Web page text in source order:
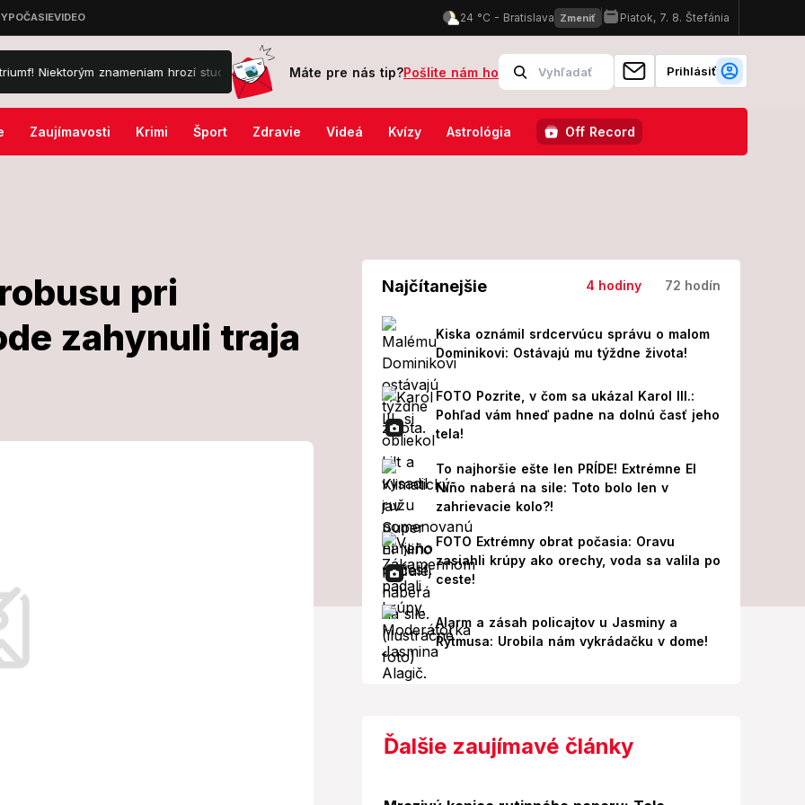
znameniam hrozí studená sprcha Video Gáboríka z festivalu spustilo lavínu, manželka Ivana sa nečakane ozvala: BEZ SLOV!
Máte pre nás tip?Pošlite nám ho Prihlásiť
Zaujímavosti Krimi Šport Zdravie Videá Kvízy Astrológia Off Record
pri
zahynuli traja
mikrobusu
Pri nehode
Najčítanejšie 4 hodiny 72 hodín
Kiska oznámil srdcervúcu správu o malom
Dominikovi: Ostávajú mu týždne života!
FOTO Pozrite, v čom sa ukázal Karol III.:
Pohľad vám hneď padne na dolnú časť jeho
tela!
To najhoršie ešte len PRÍDE! Extrémne El
Niño naberá na sile: Toto bolo len v
zahrievacie kolo?!
FOTO Extrémny obrat počasia: Oravu
zasiahli krúpy ako orechy, voda sa valila po
ceste!
Alarm a zásah policajtov u Jasminy a
Rytmusa: Urobila nám vykrádačku v dome!
Ďalšie zaujímavé články